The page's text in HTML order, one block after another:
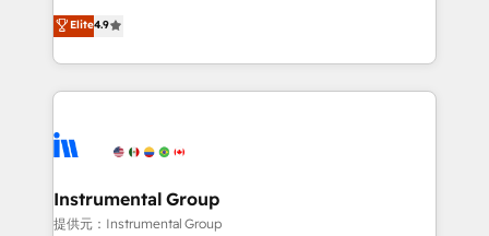
HubSpot Partner 🪴 - Sales Hub: More
implementations than any other Partner 💻 -
agency for an Ops problem. Don't hire a technical
agency for a growth problem. Hire a partner built to
operational efficiency of HubSpot. The fastest-
growing tech-enabler & facilitator, MakeWebBetter,
hands you the blend of HubSpot expertise &
eminent solutions & integrations. Trust us to
Elite Partners with 10+ years of HubSpot experience
Premier Partner 2023 🌟5 HubSpot Accreditations 🌟
Won HubSpot Theme Challenge 2021 🌟INBOUND’19
Elite4.9
Instrumental Group
提供元：Instrumental Group